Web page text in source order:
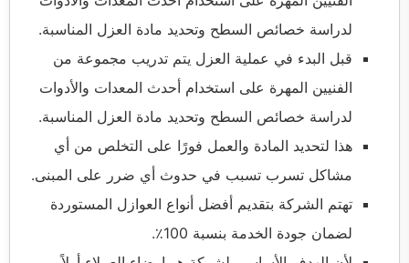
لدراسة خصائص السطح وتحديد مادة العزل المناسبة.
قبل البدء في عملية العزل يتم تدريب مجموعة من
الفنيين المهرة على استخدام أحدث المعدات والأدوات
لدراسة خصائص السطح وتحديد مادة العزل المناسبة.
هذا لتحديد المادة والعمل فورًا على التخلص من أي
مشاكل تسرب تسبب في حدوث أي ضرر على المبنى.
تهتم الشركة بتقديم أفضل أنواع العوازل المستوردة
لضمان جودة الخدمة بنسبة 100٪.